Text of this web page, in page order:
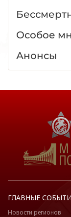
Особое
Анонсы
ГЛАВНЫЕ
Новости регионов